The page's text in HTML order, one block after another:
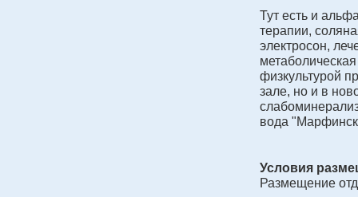
Тут есть и
терапии,
электросон,
физкультурой
зале, но и в
вода
Условия
Размещение